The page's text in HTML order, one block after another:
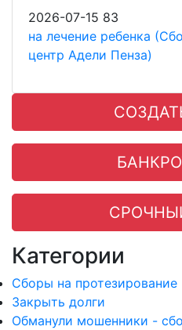
2026-07-15 83
на лечение ребенка
центр Адели Пенза)
Категории
Сборы на протезирование
Закрыть долги
Обманули мошенники -